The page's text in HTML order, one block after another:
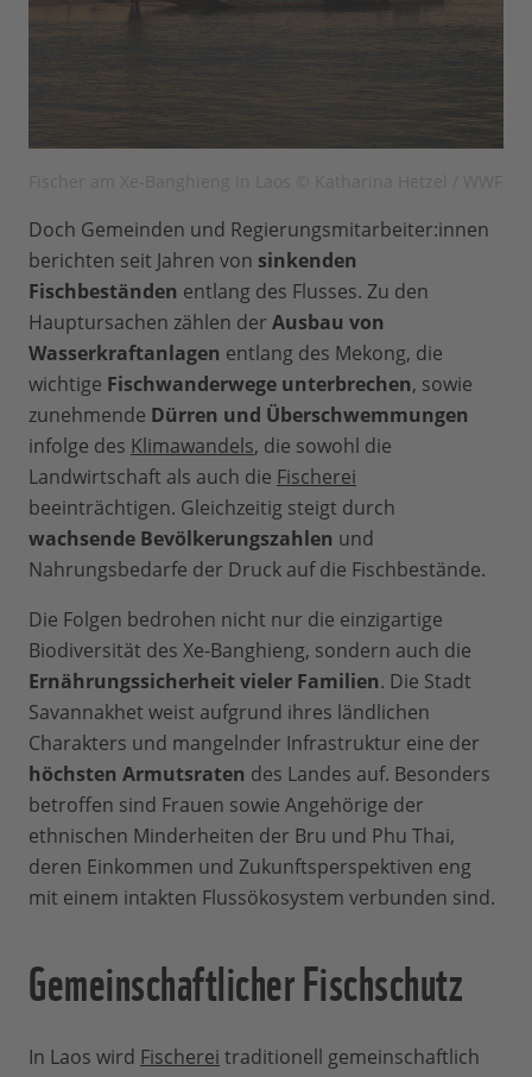
Doch Gemeinden und Regierungsmitarbeiter:innen
berichten seit Jahren von sinkenden
Fischbeständen entlang des Flusses. Zu den
Hauptursachen zählen der Ausbau von
Wasserkraftanlagen entlang des Mekong, die
wichtige Fischwanderwege unterbrechen, sowie
zunehmende Dürren und Überschwemmungen
infolge des Klimawandels, die sowohl die
Landwirtschaft als auch die Fischerei
beeinträchtigen. Gleichzeitig steigt durch
wachsende Bevölkerungszahlen und
Nahrungsbedarfe der Druck auf die Fischbestände.
Die Folgen bedrohen nicht nur die einzigartige
Biodiversität des Xe-Banghieng, sondern auch die
Ernährungssicherheit vieler Familien. Die Stadt
Savannakhet weist aufgrund ihres ländlichen
Charakters und mangelnder Infrastruktur eine der
höchsten Armutsraten des Landes auf. Besonders
betroffen sind Frauen sowie Angehörige der
ethnischen Minderheiten der Bru und Phu Thai,
deren Einkommen und Zukunftsperspektiven eng
mit einem intakten Flussökosystem verbunden sind.
Gemeinschaftlicher Fischschutz
In Laos wird Fischerei traditionell gemeinschaftlich